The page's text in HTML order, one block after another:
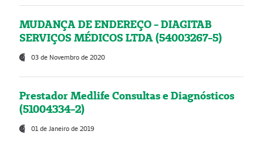
MUDANÇA DE ENDEREÇO - DIAGITAB
SERVIÇOS MÉDICOS LTDA (54003267-5)
03 de Novembro de 2020
Prestador Medlife Consultas e Diagnósticos
(51004334-2)
01 de Janeiro de 2019